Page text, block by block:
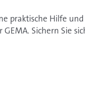
praktische Hilfe
Sichern Sie